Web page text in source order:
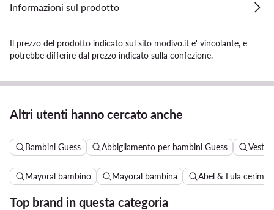
Informazioni sul prodotto
Il prezzo del prodotto indicato sul sito modivo.it e' vincolante, e
potrebbe differire dal prezzo indicato sulla confezione.
Altri utenti hanno cercato anche
Bambini Guess Abbigliamento per bambini Guess Vestiti
Mayoral bambino Mayoral bambina Abel & Lula
Top brand in questa categoria